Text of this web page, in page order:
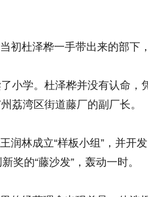
初杜泽桦一手带出来的部下
小学。杜泽桦并没有认命，
荔湾区街道藤厂的副厂长。
润林成立“样板小组”，并开
奖的“藤沙发”，轰动一时。